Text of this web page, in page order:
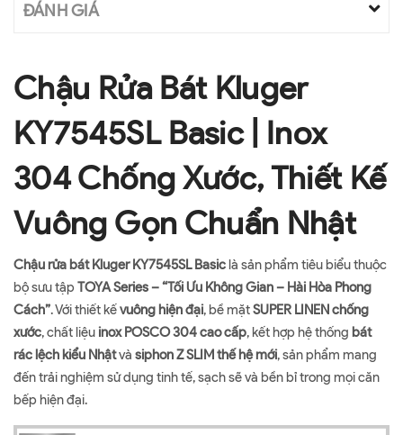
ĐÁNH GIÁ
Chậu Rửa Bát Kluger
KY7545SL Basic | Inox
304 Chống Xước, Thiết Kế
Vuông Gọn Chuẩn Nhật
Chậu rửa bát Kluger KY7545SL Basiclà sản phẩm tiêu biểu thuộc
bộ sưu tập TOYA Series – “Tối Ưu Không Gian – Hài Hòa Phong
Cách”. Với thiết kếvuông hiện đại, bề mặtSUPER LINEN chống
xước, chất liệuinox POSCO 304 cao cấp, kết hợp hệ thống bát
rác lệch kiểu Nhậtvà siphon Z SLIM thế hệ mới, sản phẩm mang
đến trải nghiệm sử dụng tinh tế, sạch sẽ và bền bỉ trong mọi căn
bếp hiện đại.